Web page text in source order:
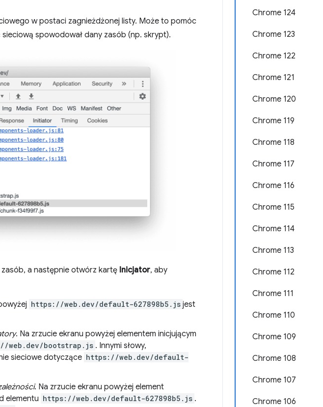
Chrome 124
Chrome 123
Chrome 122
Chrome 121
Chrome 120
Chrome 119
Chrome 118
Chrome 117
Chrome 116
Chrome 115
Chrome 114
Chrome 113
Chrome 112
Chrome 111
Chrome 110
Chrome 109
Chrome 108
Chrome 107
Chrome 106
w postaci zagnieżdżonej listy. Może to pomóc
spowodował dany zasób (np. skrypt).
zasób, a następnie otwórz kartę Inicjator, aby
https://web.dev/default-627898b5.js jest
. Na zrzucie ekranu powyżej elementem inicjującym
web.dev/bootstrap.js . Innymi słowy,
sieciowe dotyczące https://web.dev/default-
. Na zrzucie ekranu powyżej element
elementu https://web.dev/default-627898b5.js .